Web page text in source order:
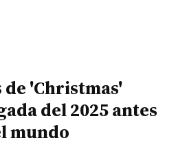
'Christmas'
del 2025 antes
mundo